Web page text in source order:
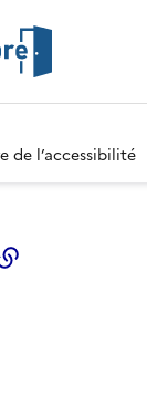
de l’accessibilité
Twitter)